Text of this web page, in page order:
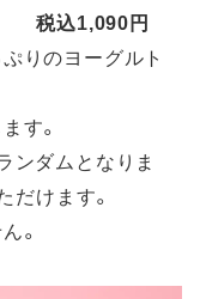
税込1,090円
りのヨーグルト
す。
ンダムとなりま
だけます。
。